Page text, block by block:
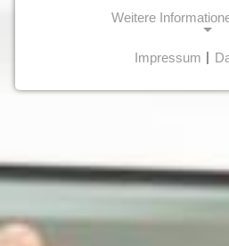
Weitere
erforderlich.
Impressum |